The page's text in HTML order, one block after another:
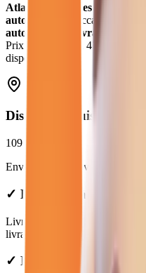
Atlas Automobiles
automatique
d'occasion
automatique
Livraison
Prix de
47 480
€.
disponible.
Distance depuis
109
Environ
en voiture
✓ Livraison à Reims :
Livraison disponible à Reims.
livraison.
✓ Prix Transparents